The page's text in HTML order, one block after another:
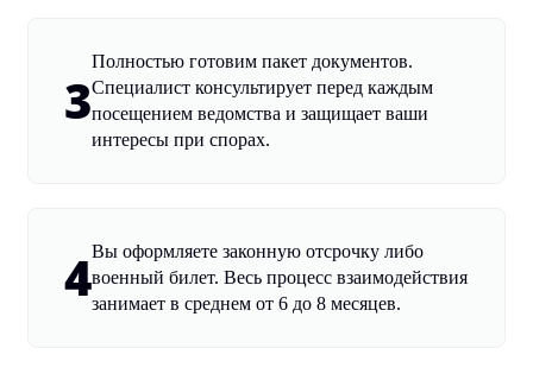
3
Полностью готовим пакет документов.
Специалист консультирует перед каждым
посещением ведомства и защищает ваши
интересы при спорах.
4Вы оформляете законную отсрочку либо
военный билет. Весь процесс взаимодействия
занимает в среднем от 6 до 8 месяцев.